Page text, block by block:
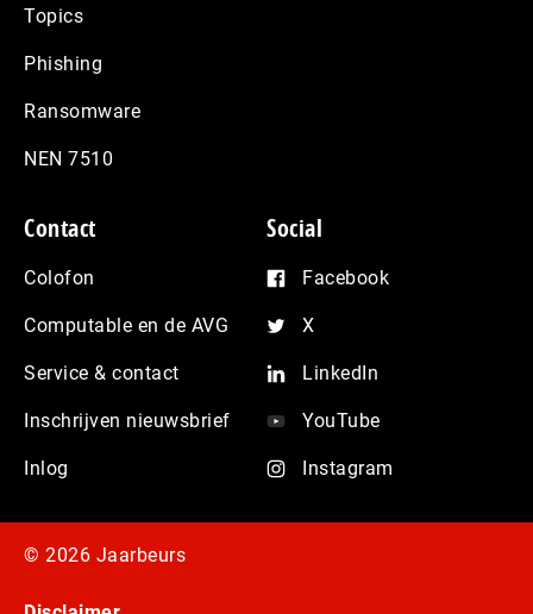
Topics
Phishing
Ransomware
NEN 7510
Contact
Colofon
Computable en de AVG
Service & contact
Inschrijven nieuwsbrief
Inlog
Social
Facebook
X
LinkedIn
YouTube
Instagram
© 2026 Jaarbeurs